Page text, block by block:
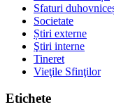
Sfaturi
Societate
Știri externe
Ştiri interne
Tineret
Vieţile Sfinţilor
Etichete